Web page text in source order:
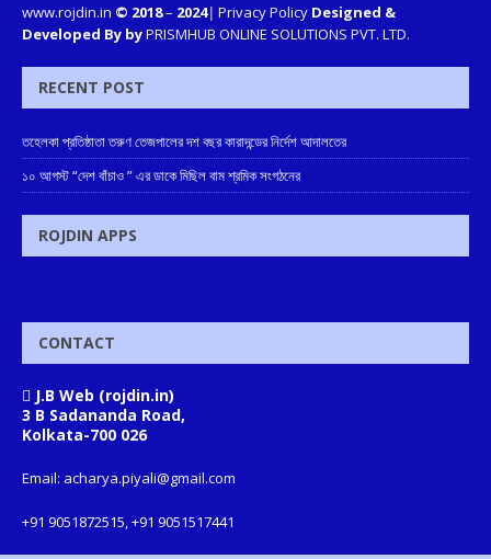
www.rojdin.in © 2018– 2024| Privacy Policy Designed &
Developed By byPRISMHUB ONLINE SOLUTIONS PVT. LTD.
RECENT POST
তহেলকা প্রতিষ্ঠাতা তরুণ তেজপালের দশ বছর কারাদন্ডের নির্দেশ আদালতের
১০ আগস্ট “দেশ বাঁচাও ” এর ডাকে মিছিল বাম শ্রমিক সংগঠনের
ROJDIN APPS
CONTACT
J.B Web (rojdin.in)
3 B Sadananda Road,
Kolkata-700 026
Email: acharya.piyali@gmail.com
+91 9051872515, +91 9051517441